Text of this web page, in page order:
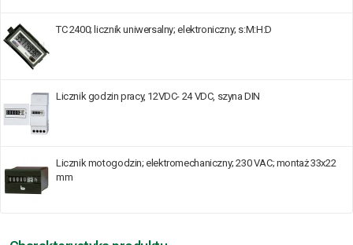
TC 2400; licznik uniwersalny; elektroniczny; s:M:H:D
Licznik godzin pracy, 12VDC- 24 VDC, szyna DIN
Licznik motogodzin; elektromechaniczny; 230 VAC; montaż 33x22
mm